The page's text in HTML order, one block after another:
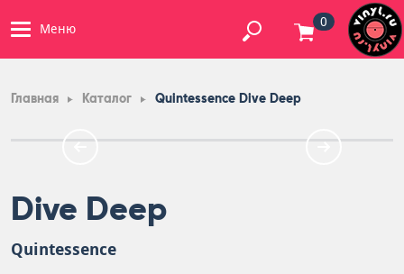
Меню 0
Главная Каталог Quintessence Dive Deep
Dive Deep
Quintessence